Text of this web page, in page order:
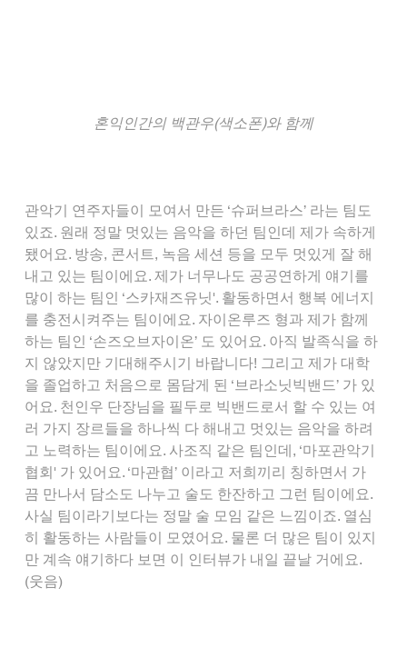
혼익인간의 백관우(색소폰)와 함께
관악기 연주자들이 모여서 만든 ‘슈퍼브라스’ 라는 팀도
있죠. 원래 정말 멋있는 음악을 하던 팀인데 제가 속하게
됐어요. 방송, 콘서트, 녹음 세션 등을 모두 멋있게 잘 해
내고 있는 팀이에요. 제가 너무나도 공공연하게 얘기를
많이 하는 팀인 ‘스카재즈유닛'. 활동하면서 행복 에너지
를 충전시켜주는 팀이에요. 자이온루즈 형과 제가 함께
하는 팀인 ‘손즈오브자이온’ 도 있어요. 아직 발족식을 하
지 않았지만 기대해주시기 바랍니다! 그리고 제가 대학
을 졸업하고 처음으로 몸담게 된 ‘브라소닛빅밴드’ 가 있
어요. 천인우 단장님을 필두로 빅밴드로서 할 수 있는 여
러 가지 장르들을 하나씩 다 해내고 멋있는 음악을 하려
고 노력하는 팀이에요. 사조직 같은 팀인데, ‘마포관악기
협회' 가 있어요. ‘마관협’ 이라고 저희끼리 칭하면서 가
끔 만나서 담소도 나누고 술도 한잔하고 그런 팀이에요.
사실 팀이라기보다는 정말 술 모임 같은 느낌이죠. 열심
히 활동하는 사람들이 모였어요. 물론 더 많은 팀이 있지
만 계속 얘기하다 보면 이 인터뷰가 내일 끝날 거에요.
(웃음)